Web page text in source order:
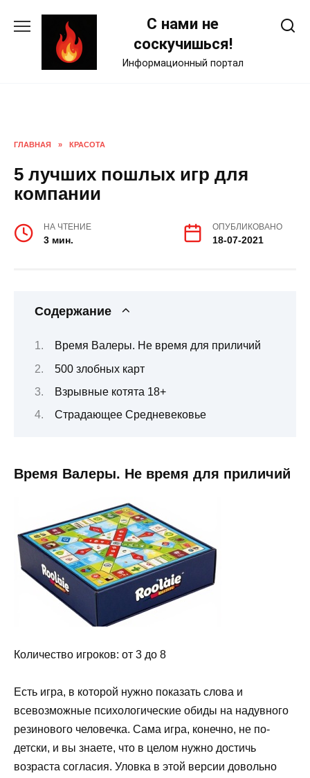
С нами не
соскучишься!
Информационный портал
ГЛАВНАЯ » КРАСОТА
5 лучших пошлых игр для
компании
НА ЧТЕНИЕ
3 мин.
ОПУБЛИКОВАНО
18-07-2021
Содержание
Время Валеры. Не время для приличий
500 злобных карт
Взрывные котята 18+
Страдающее Средневековье
Время Валеры. Не время для приличий
Количество игроков: от 3 до 8
Есть игра, в которой нужно показать слова и
всевозможные психологические обиды на надувного
резинового человечка. Сама игра, конечно, не по-
детски, и вы знаете, что в целом нужно достичь
возраста согласия. Уловка в этой версии довольно